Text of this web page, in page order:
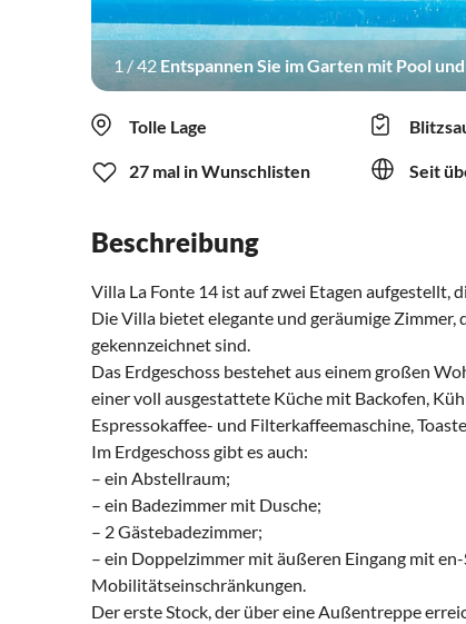
1/42 Entspannen Sie im Garten mit Pool
Tolle Lage
27 mal in Wunschlisten Seit
Beschreibung
Villa La Fonte 14 ist auf zwei Etagen aufgestellt,
Die Villa bietet elegante und geräumige
gekennzeichnet sind.
Das Erdgeschoss bestehet aus einem großen
einer voll ausgestattete Küche mit Backofen,
Espressokaffee- und Filterkaffeemaschine,
Im Erdgeschoss gibt es auch:
– ein Abstellraum;
– ein Badezimmer mit Dusche;
– 2 Gästebadezimmer;
– ein Doppelzimmer mit äußeren Eingang mit
Mobilitätseinschränkungen.
Der erste Stock, der über eine Außentreppe